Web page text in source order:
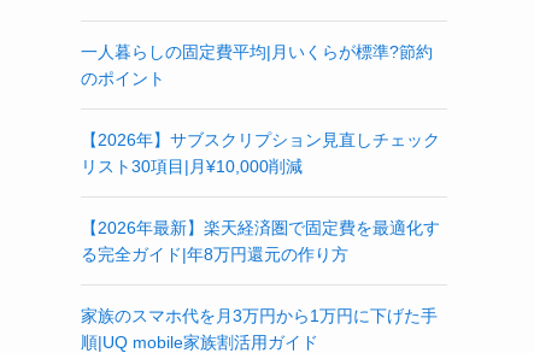
一人暮らしの固定費平均|月いくらが標準?節約
のポイント
【2026年】サブスクリプション見直しチェック
リスト30項目|月¥10,000削減
【2026年最新】楽天経済圏で固定費を最適化す
る完全ガイド|年8万円還元の作り方
家族のスマホ代を月3万円から1万円に下げた手
順|UQ mobile家族割活用ガイド